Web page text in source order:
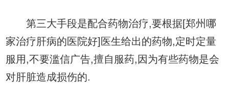
第三大手段是配合药物治疗,要根据[郑州哪
家治疗肝病的医院好]医生给出的药物,定时定量
服用,不要滥信广告,擅自服药,因为有些药物是会
对肝脏造成损伤的.